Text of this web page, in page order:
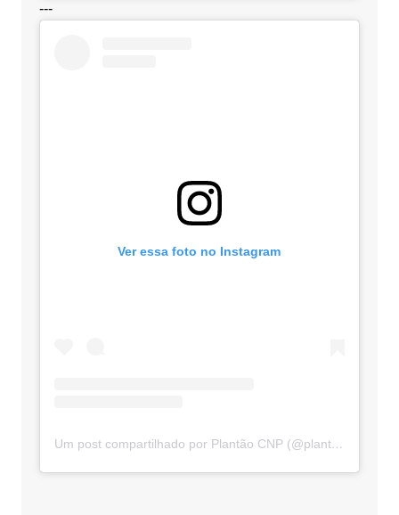
---
Ver essa foto no Instagram
Um post compartilhado por Plantão CNP (@plantaocnp)